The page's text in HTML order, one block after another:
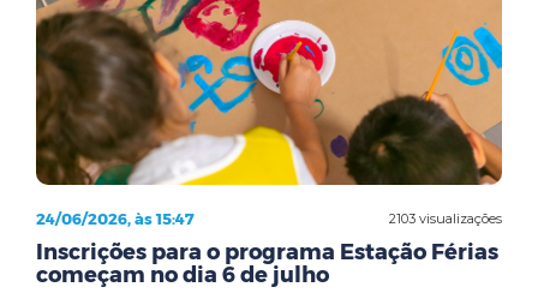
2103 visualizações
24/06/2026, às 15:47
Inscrições para o programa Estação Férias
começam no dia 6 de julho